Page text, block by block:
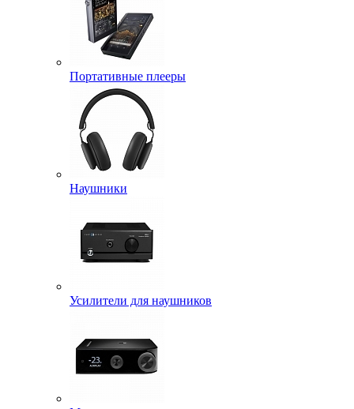
Портативные плееры
Наушники
Усилители для наушников